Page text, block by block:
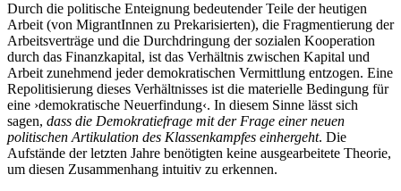
Durch die politische Enteignung bedeutender Teile der heutigen
Arbeit (von MigrantInnen zu Prekarisierten), die Fragmentierung der
Arbeitsverträge und die Durchdringung der sozialen Kooperation
durch das Finanzkapital, ist das Verhältnis zwischen Kapital und
Arbeit zunehmend jeder demokratischen Vermittlung entzogen. Eine
Repolitisierung dieses Verhältnisses ist die materielle Bedingung für
eine ›demokratische Neuerfindung‹. In diesem Sinne lässt sich
sagen, dass die Demokratiefrage mit der Frage einer neuen
politischen Artikulation des Klassenkampfes einhergeht. Die
Aufstände der letzten Jahre benötigten keine ausgearbeitete Theorie,
um diesen Zusammenhang intuitiv zu erkennen.